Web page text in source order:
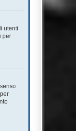
utenti
per